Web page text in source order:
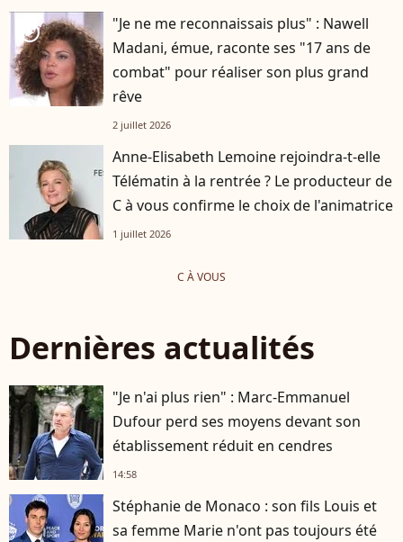
player2
"Je ne me reconnaissais plus" : Nawell
Madani, émue, raconte ses "17 ans de
combat" pour réaliser son plus grand
rêve
2 juillet 2026
Anne-Elisabeth Lemoine rejoindra-t-elle
Télématin à la rentrée ? Le producteur de
C à vous confirme le choix de l'animatrice
1 juillet 2026
C À VOUS
Dernières actualités
"Je n'ai plus rien" : Marc-Emmanuel
Dufour perd ses moyens devant son
établissement réduit en cendres
14:58
Stéphanie de Monaco : son fils Louis et
sa femme Marie n'ont pas toujours été